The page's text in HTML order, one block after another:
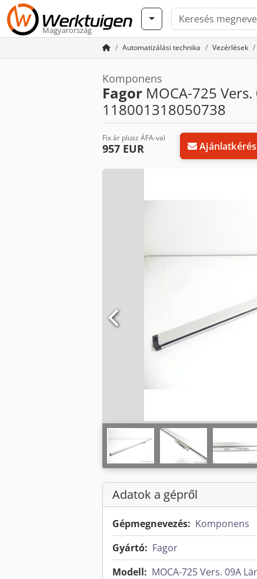
Magyarország
Automatizálási technika Vezérlések
Komponens
Fagor MOCA-725
118001318050738
Fix ár plusz ÁFA-val
957 EUR
Adatok a gépről
Gépmegnevezés: Komponens
Gyártó: Fagor
Modell: MOCA-725 Vers. 09A